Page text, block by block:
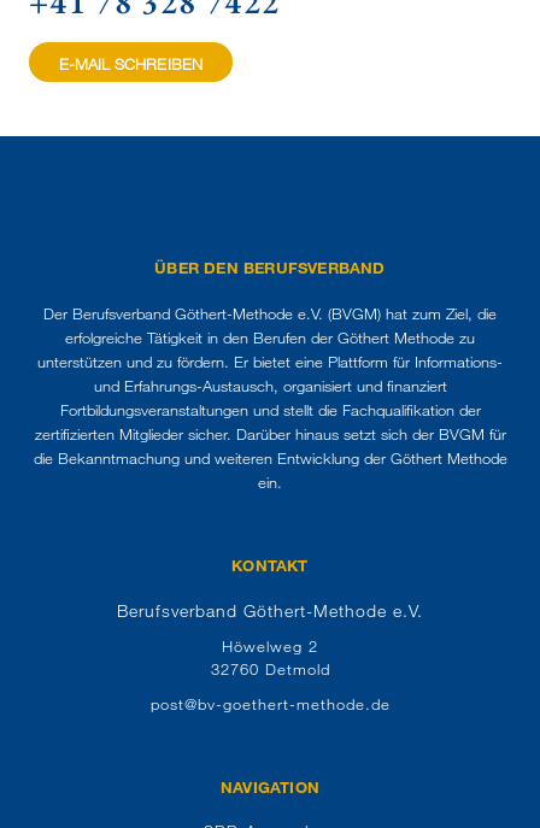
E-MAIL SCHREIBEN
ÜBER DEN BERUFSVERBAND
Der Berufsverband Göthert-Methode e.V. (BVGM) hat zum Ziel, die
erfolgreiche Tätigkeit in den Berufen der Göthert Methode zu
unterstützen und zu fördern. Er bietet eine Plattform für Informations-
und Erfahrungs-Austausch, organisiert und finanziert
Fortbildungsveranstaltungen und stellt die Fachqualifikation der
zertifizierten Mitglieder sicher. Darüber hinaus setzt sich der BVGM für
die Bekanntmachung und weiteren Entwicklung der Göthert Methode
ein.
NAVIGATION
KONTAKT
Berufsverband Göthert-Methode e.V.
Höwelweg 2
32760 Detmold
post@bv-goethert-methode.de